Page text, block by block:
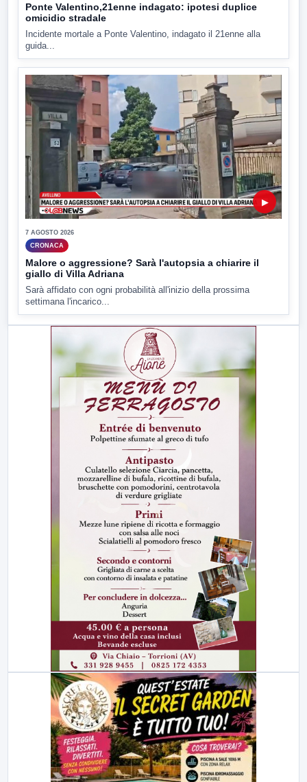
Ponte Valentino,21enne indagato: ipotesi duplice
omicidio stradale
Incidente mortale a Ponte Valentino, indagato il 21enne alla
guida...
▶
7 AGOSTO 2026
CRONACA
Malore o aggressione? Sarà l'autopsia a chiarire il
giallo di Villa Adriana
Sarà affidato con ogni probabilità all'inizio della prossima
settimana l'incarico...